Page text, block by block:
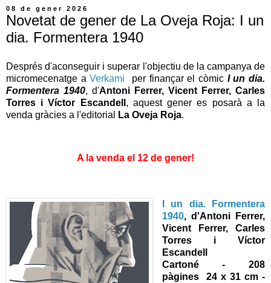
08 de gener 2026
Novetat de gener de La Oveja Roja: I un
dia. Formentera 1940
Després d'aconseguir i superar l'objectiu de la campanya de
micromecenatge aVerkami per finançar el còmic I un dia.
Formentera 1940, d'Antoni Ferrer, Vicent Ferrer, Carles
Torres i Víctor Escandell , aquest gener es posarà a la
venda gràcies a l'editorial
La Oveja Roja.
A la venda el 12 de gener!
I un dia. Formentera
1940, d'Antoni Ferrer,
Vicent Ferrer, Carles
Torres i Víctor
Escandell
Cartoné - 208
pàgines
24 x 31 cm -